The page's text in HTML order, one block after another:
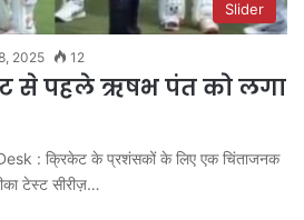
Slider
2025 12
से पहले ऋषभ पंत को लगा
: क्रिकेट के प्रशंसकों के लिए एक चिंताजनक
टेस्ट सीरीज़…